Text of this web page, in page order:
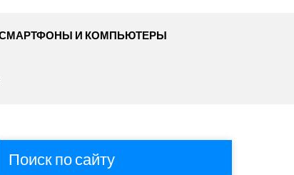
И КОМПЬЮТЕРЫ
Поиск по сайту